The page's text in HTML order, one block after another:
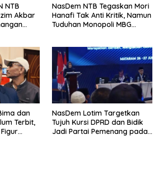
NTB
Akbar
NasDem NTB Tegaskan Mori
Hanafi Tak Anti Kritik, Namun
Tuduhan Monopoli MBG
dan
Terbit,
NasDem Lotim Targetkan
Tujuh Kursi DPRD dan Bidik
Jadi Partai Pemenang pada